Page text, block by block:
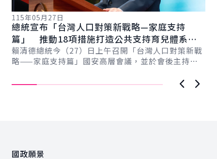
115年05月27日
總統宣布「台灣人口對策新戰略—家庭支持
篇」 推動18項措施打造公共支持育兒體系
以全民共享經濟紅利促進臺灣永續發展
賴清德總統今（27）日上午召開「台灣人口對策新戰
略——家庭支持篇」國安高層會議，並於會後主持記
國政願景